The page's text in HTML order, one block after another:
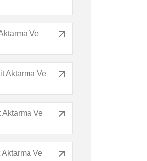
Ve
Aktarma Ve
Aktarma Ve
Aktarma Ve